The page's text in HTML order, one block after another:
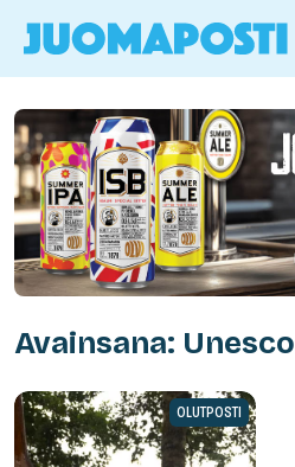
Avainsana: Unesco
OLUTPOSTI